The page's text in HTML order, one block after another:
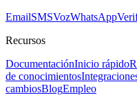
EmailSMSVozWhatsApp
Recursos
DocumentaciónInicio rápido
de conocimientos
cambiosBlogEmpleo